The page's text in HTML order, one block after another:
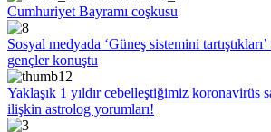
Cumhuriyet Bayramı coşkusu
Sosyal medyada ‘Güneş sistemini
gençler konuştu
Yaklaşık 1 yıldır cebelleştiğimiz koronavirüs
ilişkin astrolog yorumları!